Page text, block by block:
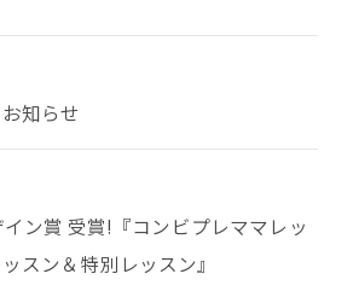
知らせ
ン賞 受賞!『コンビプレママレッ
スン＆特別レッスン』